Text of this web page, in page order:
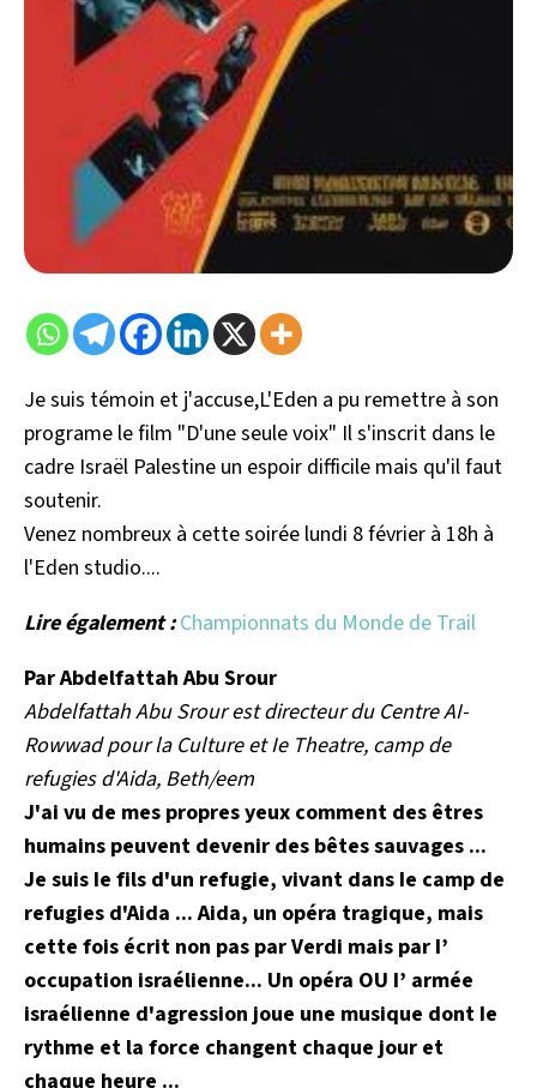
Je suis témoin et j'accuse,L'Eden a pu remettre à son
programe le film "D'une seule voix" Il s'inscrit dans le
cadre Israël Palestine un espoir difficile mais qu'il faut
soutenir.
Venez nombreux à cette soirée lundi 8 février à 18h à
l'Eden studio....
Lire également :Championnats du Monde de Trail
ParAbdelfattahAbu Srour
Abdelfattah Abu Srour est directeur du Centre AI-
Rowwad pour la Culture et Ie Theatre, camp de
refugies d'Aida, Beth/eem
J'ai vu de mes propresyeux comment des êtres
humains peuvent devenir des bêtes sauvages ...
Je suis Ie fils d'un refugie, vivant dans Ie camp de
refugies d'Aida ...Aida, un opéra tragique, mais
cette fois écrit non pas par Verdi mais par I’
occupation israélienne... Un opéra OU I’ armée
israélienne d'agression joue une musique dont Ie
rythme et la force changent chaque jour et
chaque heure ...